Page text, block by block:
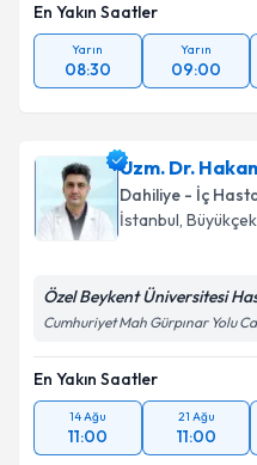
En Yakın Saatler
Yarın
08:30
Yarın
09:00
Uzm. Dr.
Dahiliye - İç
İstanbul,
Özel Beykent Üniversitesi
Cumhuriyet Mah Gürpınar Yolu
En Yakın Saatler
14 Ağu
11:00
21 Ağu
11:00